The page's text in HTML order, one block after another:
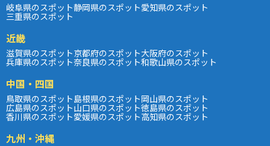
岐阜県のスポット静岡県のスポット愛知県のスポット
三重県のスポット
近畿
滋賀県のスポット京都府のスポット大阪府のスポット
兵庫県のスポット奈良県のスポット和歌山県のスポット
中国・四国
鳥取県のスポット島根県のスポット岡山県のスポット
広島県のスポット山口県のスポット徳島県のスポット
香川県のスポット愛媛県のスポット高知県のスポット
九州・沖縄